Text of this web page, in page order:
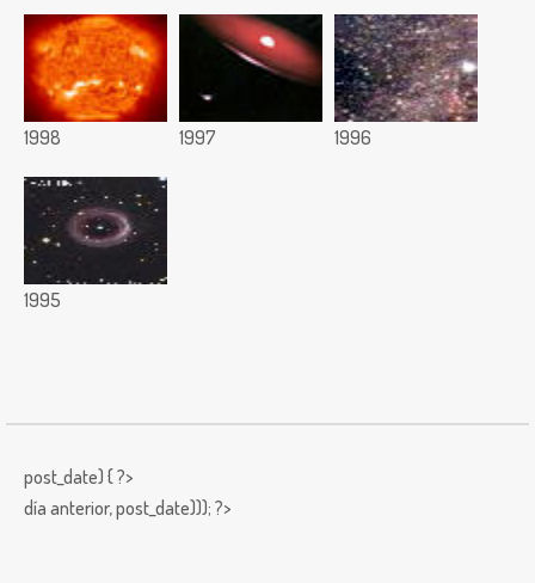
1998 1997 1996
1995
post_date) { ?>
día anterior,post_date))); ?>